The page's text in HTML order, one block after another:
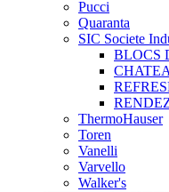
Pucci
Quaranta
SIC Societe
BLOCS
ThermoHauser
Toren
Vanelli
Varvello
Walker's